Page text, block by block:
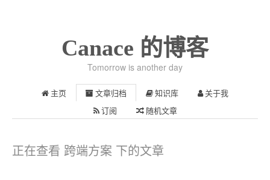
Canace 的博客
Tomorrow is another day
主页 文章归档 知识库 关于我
订阅 随机文章
正在查看 跨端方案 下的文章